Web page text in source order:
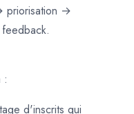
priorisation →
:
d'inscrits qui